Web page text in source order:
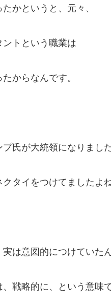
かというと、元々、
トという職業は
からなんです。
氏が大統領になりました
クタイをつけてましたよ
は意図的につけていた
戦略的に、という意味で